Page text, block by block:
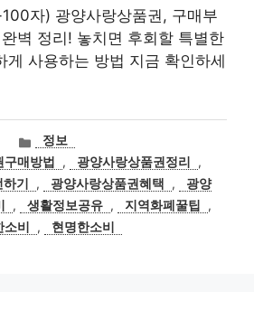
자) 광양사랑상품권, 구매부
벽 정리! 놓치면 후회할 특별한
게 사용하는 방법 지금 확인하세
카
테
고
리
정보
매방법 , 광양사랑상품권정리
,
기
, 광양사랑상품권혜택 ,
광양
, 생활정보공유 , 지역화폐꿀팁
,
비
, 현명한소비